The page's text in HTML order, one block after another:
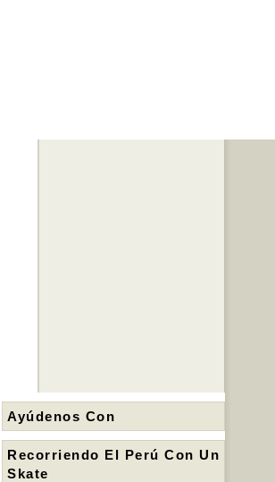
Ayúdenos Con
Recorriendo El Perú Con Un
Skate